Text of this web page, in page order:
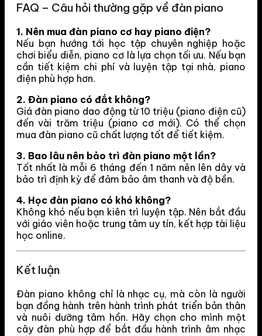
FAQ – Câu hỏi thường gặp về đàn piano
1. Nên mua đàn piano cơ hay piano điện?
Nếu bạn hướng tới học tập chuyên nghiệp hoặc
chơi biểu diễn, piano cơ là lựa chọn tối ưu. Nếu bạn
cần tiết kiệm chi phí và luyện tập tại nhà, piano
điện phù hợp hơn.
2. Đàn piano có đắt không?
Giá đàn piano dao động từ 10 triệu (piano điện cũ)
đến vài trăm triệu (piano cơ mới). Có thể chọn
mua đàn piano cũ chất lượng tốt để tiết kiệm.
3. Bao lâu nên bảo trì đàn piano một lần?
Tốt nhất là mỗi 6 tháng đến 1 năm nên lên dây và
bảo trì định kỳ để đảm bảo âm thanh và độ bền.
4. Học đàn piano có khó không?
Không khó nếu bạn kiên trì luyện tập. Nên bắt đầu
với giáo viên hoặc trung tâm uy tín, kết hợp tài liệu
học online.
Kết luận
Đàn piano không chỉ là nhạc cụ, mà còn là người
bạn đồng hành trên hành trình phát triển bản thân
và nuôi dưỡng tâm hồn. Hãy chọn cho mình một
cây đàn phù hợp để bắt đầu hành trình âm nhạc